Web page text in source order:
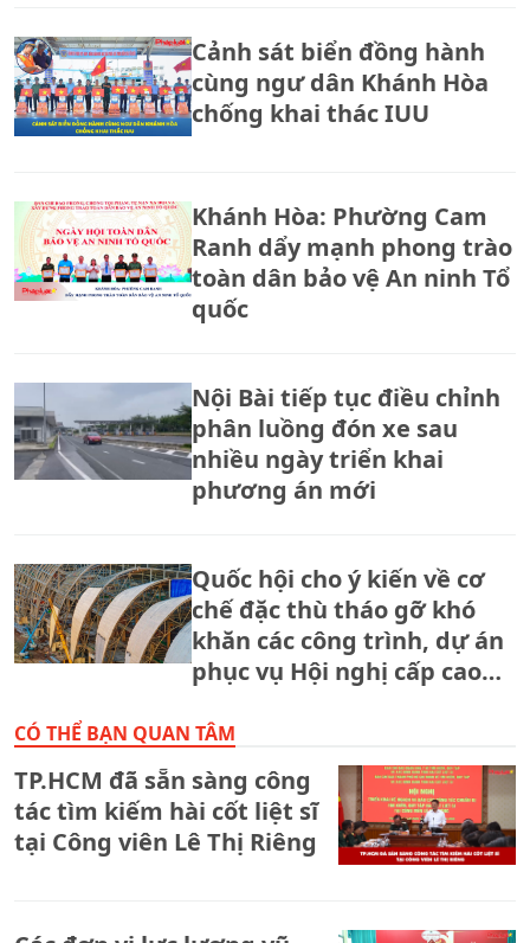
Cảnh sát biển đồng hành
cùng ngư dân Khánh Hòa
chống khai thác IUU
Khánh Hòa: Phường Cam
Ranh dẩy mạnh phong trào
toàn dân bảo vệ An ninh Tổ
quốc
Nội Bài tiếp tục điều chỉnh
phân luồng đón xe sau
nhiều ngày triển khai
phương án mới
Quốc hội cho ý kiến về cơ
chế đặc thù tháo gỡ khó
khăn các công trình, dự án
phục vụ Hội nghị cấp cao
CÓ THỂ BẠN QUAN TÂM
TP.HCM đã sẵn sàng công
tác tìm kiếm hài cốt liệt sĩ
tại Công viên Lê Thị Riêng